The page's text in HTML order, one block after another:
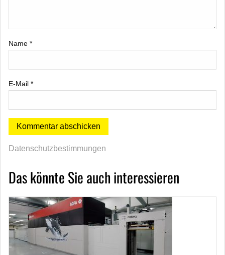
Name *
E-Mail *
Datenschutzbestimmungen
Das könnte Sie auch interessieren